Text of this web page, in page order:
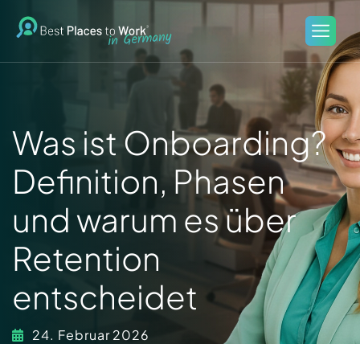
Was ist Onboarding?
Definition, Phasen
und warum es über
Retention
entscheidet
24. Februar 2026